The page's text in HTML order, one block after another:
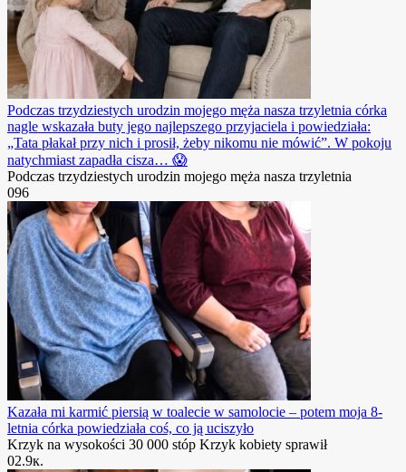
Podczas trzydziestych urodzin mojego męża nasza trzyletnia córka
nagle wskazała buty jego najlepszego przyjaciela i powiedziała:
„Tata płakał przy nich i prosił, żeby nikomu nie mówić”. W pokoju
natychmiast zapadła cisza… 😱
Podczas trzydziestych urodzin mojego męża nasza trzyletnia
096
Kazała mi karmić piersią w toalecie w samolocie – potem moja 8-
letnia córka powiedziała coś, co ją uciszyło
Krzyk na wysokości 30 000 stóp Krzyk kobiety sprawił
02.9к.